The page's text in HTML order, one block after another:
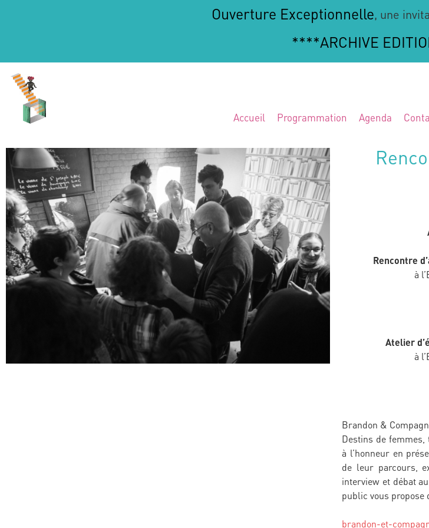
Ouverture Exceptionnelle, une
****ARCHIVE
Accueil Programmation Agenda
Rencontre
à
Atelier
à
Brandon &
Destins de
à l’honneur en
de leur parcours,
interview et débat
public vous propose
brandon-et-